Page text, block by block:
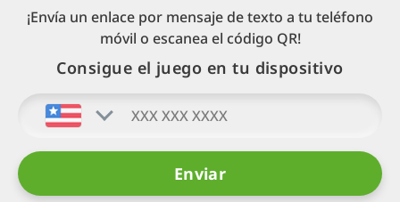
¡Envía un enlace por mensaje de texto a tu teléfono
móvil o escanea el código QR!
Consigue el juego en tu dispositivo